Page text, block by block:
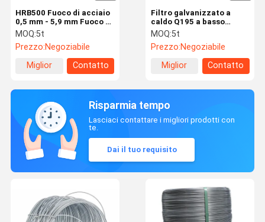
HRB500 Fuoco di acciaio
0,5 mm - 5,9 mm Fuoco di
acciaio per costruzioni
MOQ:5t
Prezzo:Negoziabile
Miglior
Contatto
Filtro galvanizzato a
caldo Q195 a basso
tenore di carbonio 26 mm
MOQ:5t
Prezzo:Negoziabile
Miglior
Contatto
Risparmia tempo
Lasciaci contattare i migliori prodotti con
te.
Dai il tuo requisito